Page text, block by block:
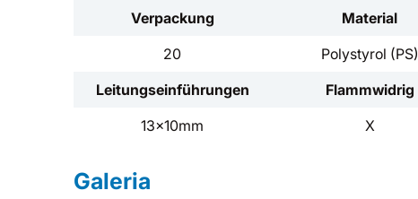
Verpackung
20
Material
Polystyrol (PS)
Leitungseinführungen
13x10mm
Flammwidrig
X
Galeria